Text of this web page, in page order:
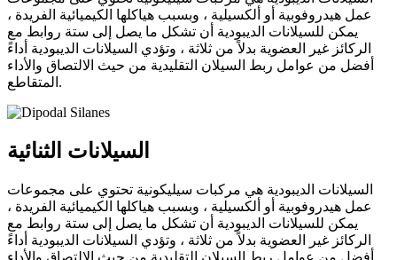
عمل هيدروفوبية أو ألكسيلية ، وبسبب هياكلها الكيميائية الفريدة ،
يمكن للسيلانات الديبودية أن تشكل ما يصل إلى ستة روابط مع
الركائز غير العضوية بدلاً من ثلاثة ، وتؤدي السيلانات الديبودية أداءً
أفضل من عوامل ربط السيلان التقليدية من حيث الالتصاق والأداء
المتقاطع.
السيلانات الثنائية
السيلانات الديبودية هي مركبات سيليكونية تحتوي على مجموعات
عمل هيدروفوبية أو ألكسيلية ، وبسبب هياكلها الكيميائية الفريدة ،
يمكن للسيلانات الديبودية أن تشكل ما يصل إلى ستة روابط مع
الركائز غير العضوية بدلاً من ثلاثة ، وتؤدي السيلانات الديبودية أداءً
أفضل من عوامل ربط السيلان التقليدية من حيث الالتصاق والأداء